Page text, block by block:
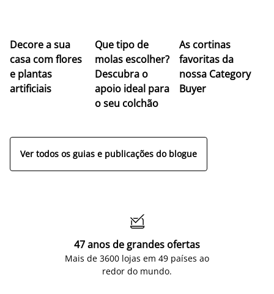
Decore a sua
casa com flores
e plantas
artificiais
Que tipo de
molas escolher?
Descubra o
apoio ideal para
o seu colchão
As cortinas
favoritas da
nossa Category
Buyer
Ver todos os guias e publicações do blogue

47 anos de grandes ofertas
Mais de 3600 lojas em 49 países ao
redor do mundo.